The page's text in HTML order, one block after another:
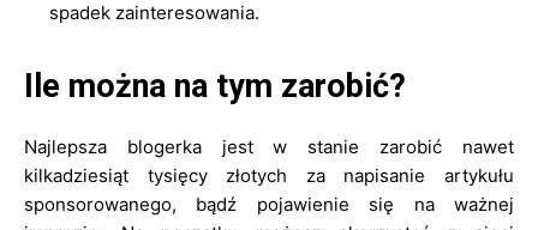
spadek zainteresowania.
Ile można na tym zarobić?
Najlepsza blogerka jest w stanie zarobić nawet
kilkadziesiąt tysięcy złotych za napisanie artykułu
sponsorowanego, bądź pojawienie się na ważnej